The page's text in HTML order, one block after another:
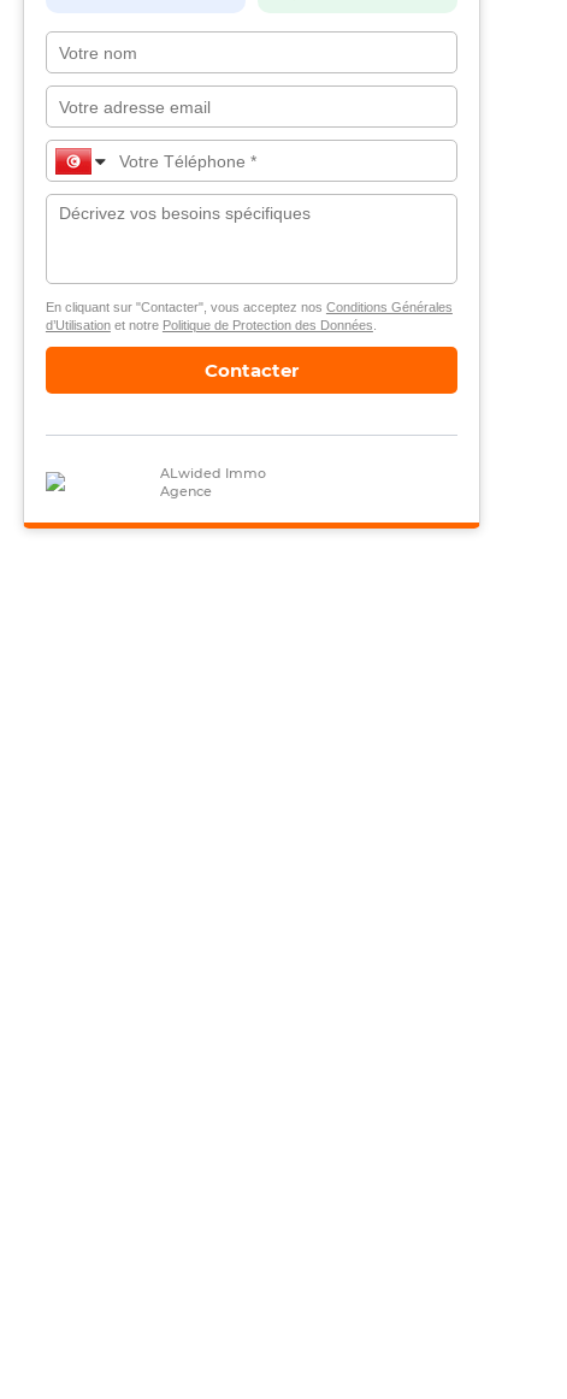
En cliquant sur "Contacter", vous acceptez nos Conditions Générales
d’Utilisationet notre Politique de Protection des Données
Contacter
ALwided Immo
Agence